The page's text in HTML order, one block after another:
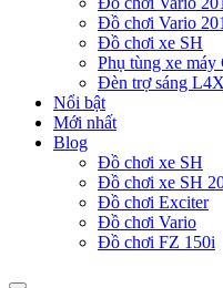
Đồ chơi Vario
Đồ chơi xe SH
Phụ tùng xe máy
Đèn trợ sáng L4X
Nổi bật
Mới nhất
Blog
Đồ chơi xe SH
Đồ chơi xe SH
Đồ chơi Exciter
Đồ chơi Vario
Đồ chơi FZ 150i